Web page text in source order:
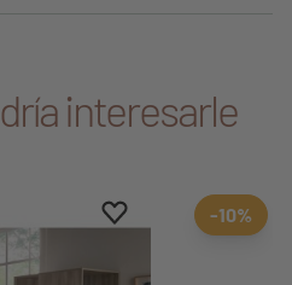
interesarle
Aggiungi ai preferiti
borrar favoritos
-10%